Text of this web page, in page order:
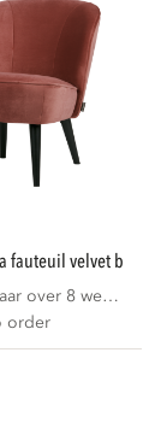
fauteuil velvet
Beschikbaar over 8 weken
order